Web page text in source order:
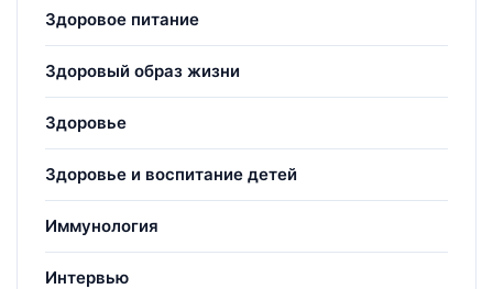
Здоровое питание
Здоровый образ жизни
Здоровье
Здоровье и воспитание детей
Иммунология
Интервью